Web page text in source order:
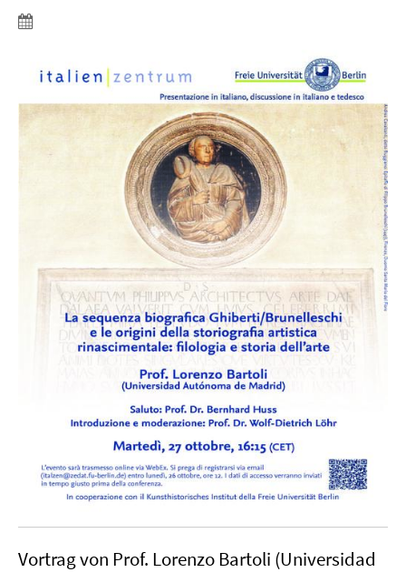
Vortrag von Prof. Lorenzo Bartoli (Universidad